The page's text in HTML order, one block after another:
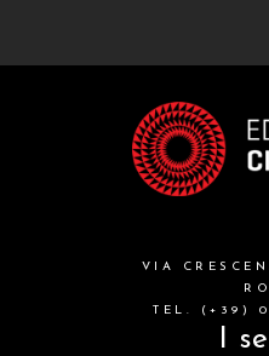
VIA
TEL. (+39)
I